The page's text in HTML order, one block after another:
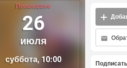
Прошедшее
26
июля
суббота, 10:00